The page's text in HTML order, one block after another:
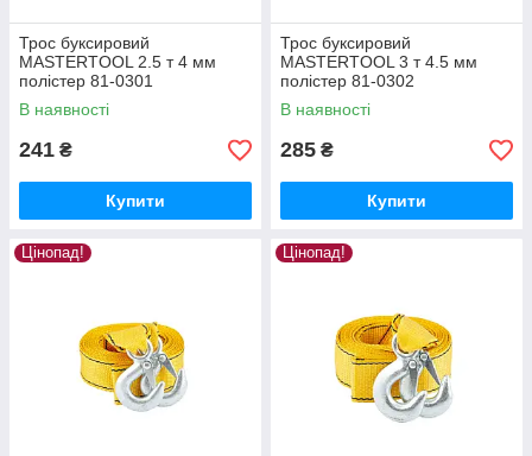
Трос буксировий
MASTERTOOL 2.5 т 4 мм
полістер 81-0301
В наявності
241 ₴
Купити
Трос буксировий
MASTERTOOL 3 т 4.5 мм
полістер 81-0302
В наявності
285 ₴
Купити
Цінопад! Цінопад!